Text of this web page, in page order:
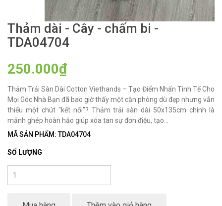
Thảm dài - Cây - chấm bi -
TDA04704
250.000₫
Thảm Trải Sàn Dài Cotton Viethands – Tạo Điểm Nhấn Tinh Tế Cho
Mọi Góc Nhà Bạn đã bao giờ thấy một căn phòng dù đẹp nhưng vẫn
thiếu một chút "kết nối"? Thảm trải sàn dài 50x135cm chính là
mảnh ghép hoàn hảo giúp xóa tan sự đơn điệu, tạo...
MÃ SẢN PHẨM: TDA04704
SỐ LƯỢNG